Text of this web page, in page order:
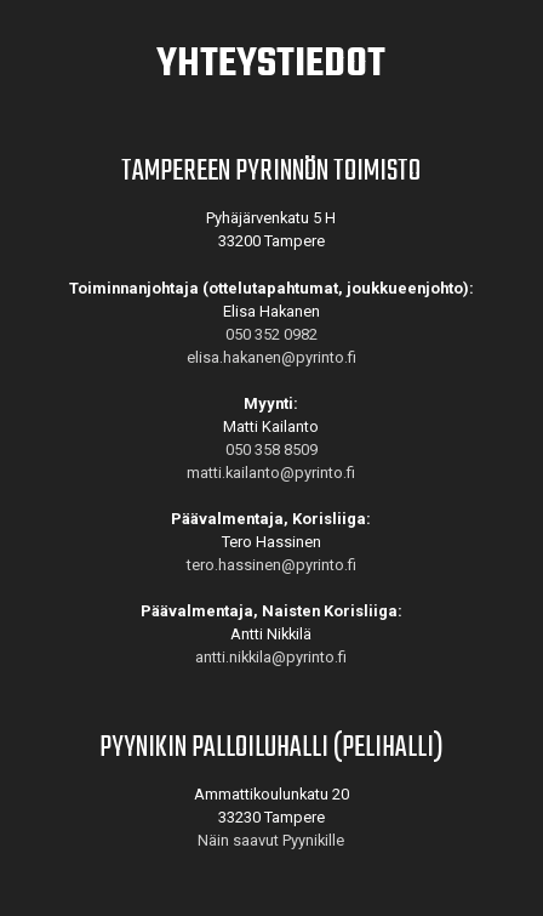
YHTEYSTIEDOT
TAMPEREEN PYRINNÖN TOIMISTO
Pyhäjärvenkatu 5 H
33200 Tampere
Toiminnanjohtaja (ottelutapahtumat, joukkueenjohto):
Elisa Hakanen
050 352 0982
elisa.hakanen@pyrinto.fi
Myynti:
Matti Kailanto
050 358 8509
matti.kailanto@pyrinto.fi
Päävalmentaja, Korisliiga:
Tero Hassinen
tero.hassinen@pyrinto.fi
Päävalmentaja, Naisten Korisliiga:
Antti Nikkilä
antti.nikkila@pyrinto.fi
PYYNIKIN PALLOILUHALLI (PELIHALLI)
Ammattikoulunkatu 20
33230 Tampere
Näin saavut Pyynikille